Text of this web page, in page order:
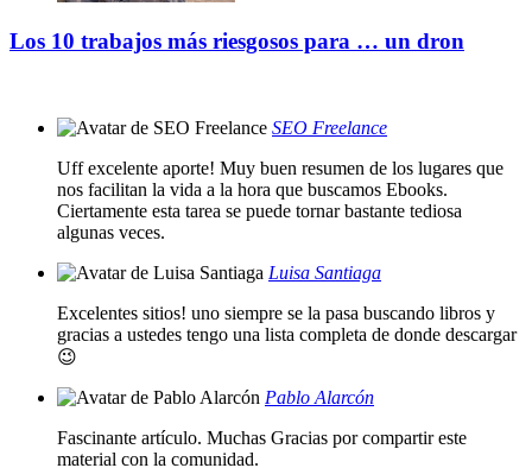
Los 10 trabajos más riesgosos para … un dron
SEO Freelance
Uff excelente aporte! Muy buen resumen de los lugares que
nos facilitan la vida a la hora que buscamos Ebooks.
Ciertamente esta tarea se puede tornar bastante tediosa
algunas veces.
Luisa Santiaga
Excelentes sitios! uno siempre se la pasa buscando libros y
gracias a ustedes tengo una lista completa de donde descargar
😉
Pablo Alarcón
Fascinante artículo. Muchas Gracias por compartir este
material con la comunidad.